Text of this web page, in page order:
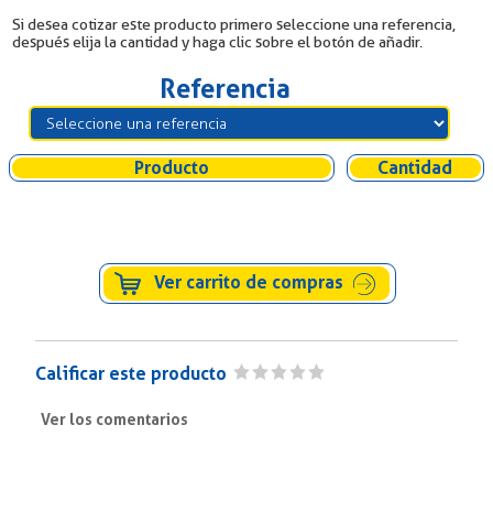
Si desea cotizar este producto primero seleccione una referencia,
después elija la cantidad y haga clic sobre el botón de añadir.
Referencia
Producto Cantidad
Ver carrito de compras
Calificar este producto
Ver los comentarios